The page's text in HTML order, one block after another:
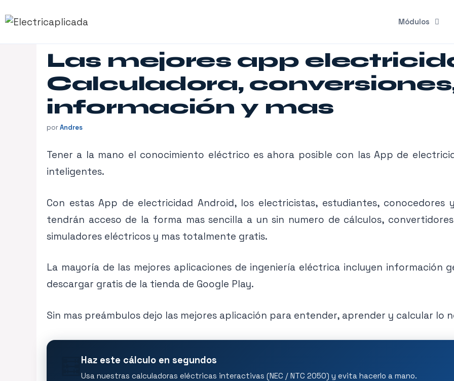
al
Módulos
Las mejores app
Calculadora,
información y mas
porAndres
Tener a la mano el conocimiento eléctrico es ahora posible con las App de
inteligentes.
Con estas App de electricidad Android, los electricistas, estudiantes, conocedores
tendrán acceso de la forma mas sencilla a un sin numero de cálculos,
simuladores eléctricos y mas totalmente gratis.
La mayoría de las mejores aplicaciones de ingeniería eléctrica incluyen información
descargar gratis de la tienda de Google Play.
Sin mas preámbulos dejo las mejores aplicación para entender, aprender y calcular lo
Haz este cálculo en segundos
Usa nuestras calculadoras eléctricas interactivas (NEC / NTC 2050) y evita hacerlo a mano.